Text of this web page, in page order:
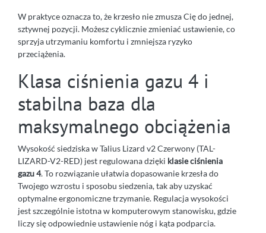
W praktyce oznacza to, że krzesło nie zmusza Cię do jednej,
sztywnej pozycji. Możesz cyklicznie zmieniać ustawienie, co
sprzyja utrzymaniu komfortu i zmniejsza ryzyko
przeciążenia.
Klasa ciśnienia gazu 4 i
stabilna baza dla
maksymalnego obciążenia
Wysokość siedziska w Talius Lizard v2 Czerwony (TAL-
LIZARD-V2-RED) jest regulowana dzięki klasie ciśnienia
gazu 4. To rozwiązanie ułatwia dopasowanie krzesła do
Twojego wzrostu i sposobu siedzenia, tak aby uzyskać
optymalne ergonomiczne trzymanie. Regulacja wysokości
jest szczególnie istotna w komputerowym stanowisku, gdzie
liczy się odpowiednie ustawienie nóg i kąta podparcia.